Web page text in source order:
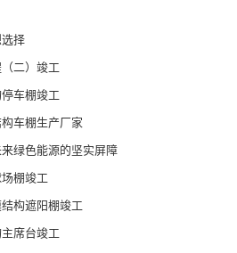
择
二）竣工
车棚竣工
车棚生产厂家
绿色能源的坚实屏障
棚竣工
构遮阳棚竣工
席台竣工